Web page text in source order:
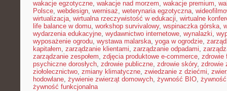
wakacje egzotyczne, wakacje nad morzem, wakacje premium,
Polsce, webdesign, wernisaż, weterynaria egzotyczna,
wirtualizacja, wirtualna rzeczywistość w edukacji, wirtualne
life balance w domu, workshop survivalowy, wspinaczka górska,
wydarzenia edukacyjne, wydawnictwo internetowe, wynalazki,
wyposażenie ogrodu, wystawa malarska, yoga w ogrodzie,
kapitałem, zarządzanie klientami, zarządzanie odpadami,
zarządzanie zespołem, zdjęcia produktowe e-commerce, zdrowie
psychiczne dorosłych, zdrowie publiczne, zdrowie skóry, zdrowie
ziołolecznictwo, zmiany klimatyczne, zwiedzanie z dziećmi,
hodowlane, żywienie zwierząt domowych, żywność BIO,
żywność funkcjonalna